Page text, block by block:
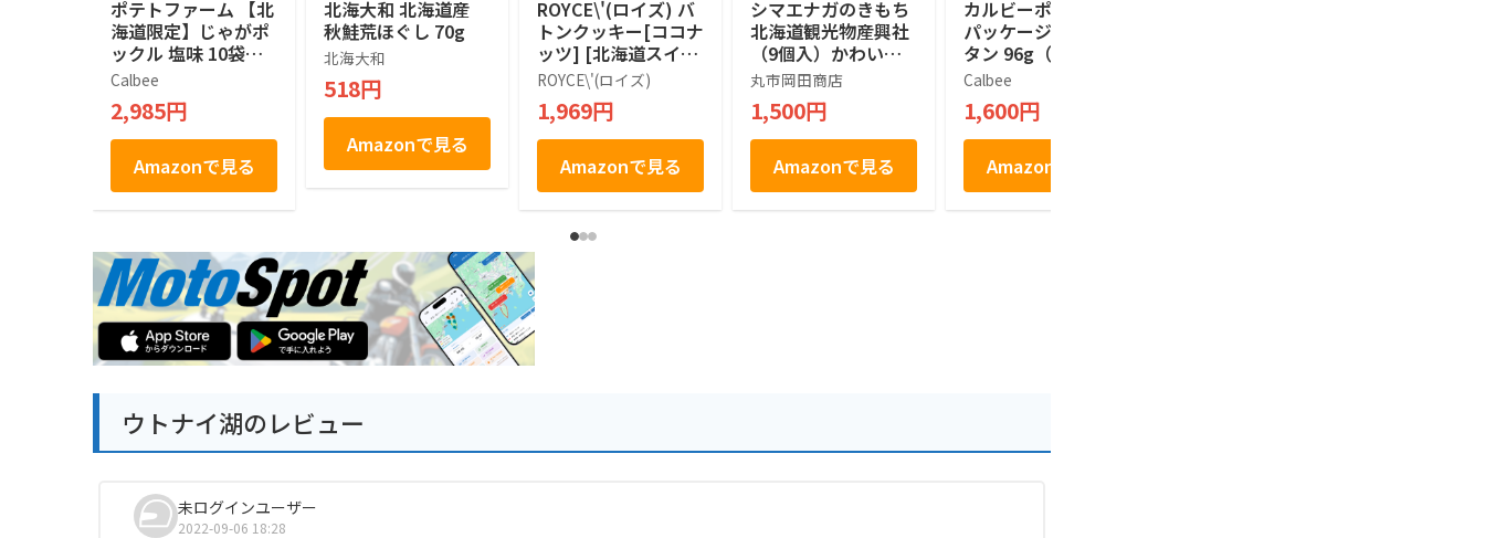
ポテトファーム 【北
海道限定】じゃがポ
ックル 塩味 10袋入
×２箱
Calbee
2,985円
Amazonで見る
北海大和 北海道産
秋鮭荒ほぐし 70g
北海大和
518円
Amazonで見る
ROYCE\'(ロイズ) バ
トンクッキー[ココナ
ッツ] [北海道スイー
ツ] 25個 (x 1)
ROYCE\'(ロイズ)
1,969円
Amazonで見る
シマエナガのきもち
北海道観光物産興社
（9個入）かわいい
シマエナガ (1箱)
丸市岡田商店
1,500円
Amazonで見る
カルビーポテト【新
パッケージ】ぽてコ
タン 96g（16g*6
袋）1箱
Calbee
1,600円
Amazonで見る
ウトナイ湖のレビュー
未ログインユーザー
2022-09-06 18:28